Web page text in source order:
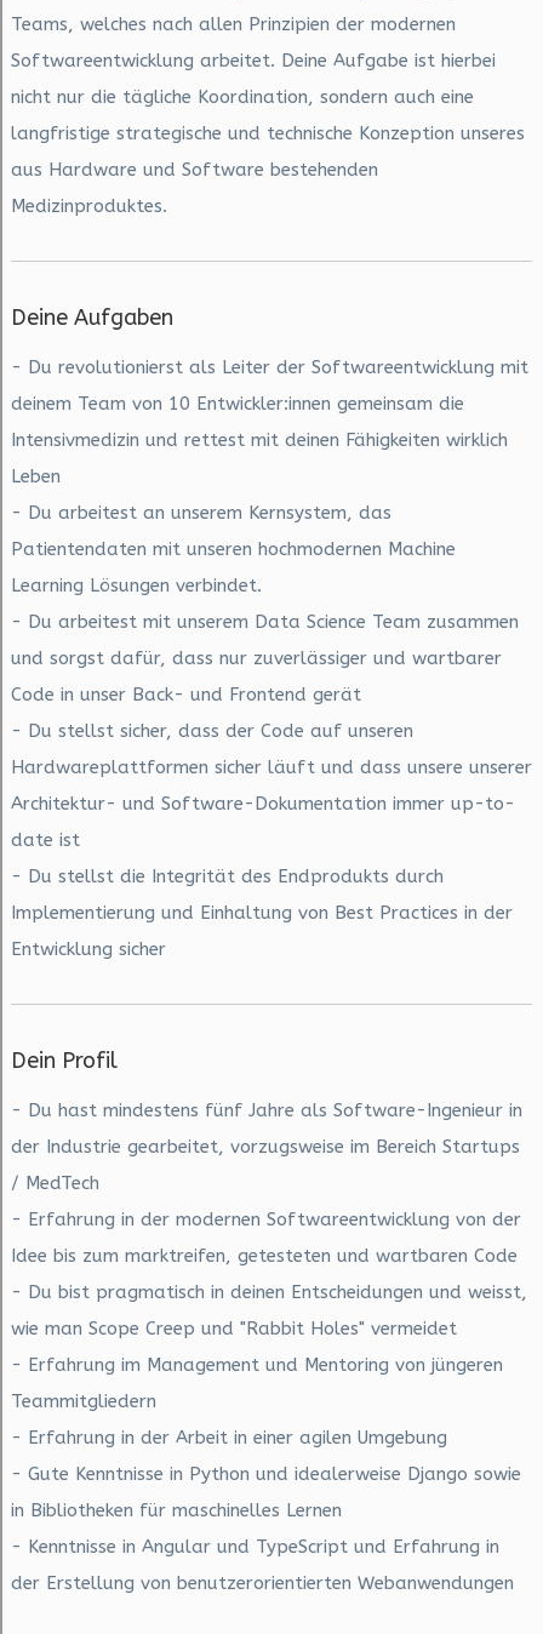
Teams, welches nach allen Prinzipien der modernen
Softwareentwicklung arbeitet. Deine Aufgabe ist hierbei
nicht nur die tägliche Koordination, sondern auch eine
langfristige strategische und technische Konzeption unseres
aus Hardware und Software bestehenden
Medizinproduktes.
Deine Aufgaben
- Du revolutionierst als Leiter der Softwareentwicklung mit
deinem Team von 10 Entwickler:innen gemeinsam die
Intensivmedizin und rettest mit deinen Fähigkeiten wirklich
Leben
- Du arbeitest an unserem Kernsystem, das
Patientendaten mit unseren hochmodernen Machine
Learning Lösungen verbindet.
- Du arbeitest mit unserem Data Science Team zusammen
und sorgst dafür, dass nur zuverlässiger und wartbarer
Code in unser Back- und Frontend gerät
- Du stellst sicher, dass der Code auf unseren
Hardwareplattformen sicher läuft und dass unsere unserer
Architektur- und Software-Dokumentation immer up-to-
date ist
- Du stellst die Integrität des Endprodukts durch
Implementierung und Einhaltung von Best Practices in der
Entwicklung sicher
Dein Profil
- Du hast mindestens fünf Jahre als Software-Ingenieur in
der Industrie gearbeitet, vorzugsweise im Bereich Startups
/ MedTech
- Erfahrung in der modernen Softwareentwicklung von der
Idee bis zum marktreifen, getesteten und wartbaren Code
- Du bist pragmatisch in deinen Entscheidungen und weisst,
wie man Scope Creep und "Rabbit Holes" vermeidet
- Erfahrung im Management und Mentoring von jüngeren
Teammitgliedern
- Erfahrung in der Arbeit in einer agilen Umgebung
- Gute Kenntnisse in Python und idealerweise Django sowie
in Bibliotheken für maschinelles Lernen
- Kenntnisse in Angular und TypeScript und Erfahrung in
der Erstellung von benutzerorientierten Webanwendungen